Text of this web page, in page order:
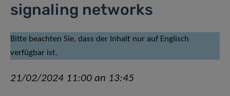
signaling networks
Bitte beachten Sie, dass der Inhalt nur auf Englisch
verfügbar ist.
21/02/2024 11:00 an 13:45